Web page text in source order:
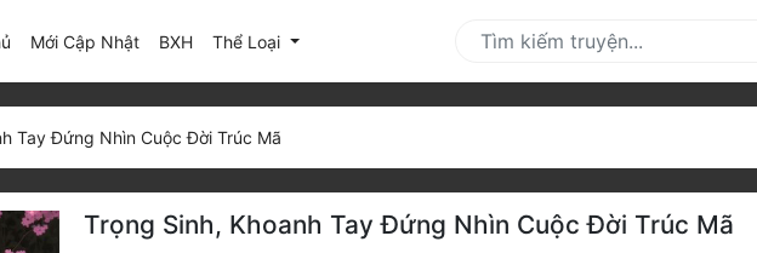
Mới Cập Nhật(current)
BXH Thể Loại
Tay Đứng Nhìn Cuộc Đời Trúc Mã
Trọng Sinh, Khoanh Tay Đứng Nhìn Cuộc Đời Trúc Mã